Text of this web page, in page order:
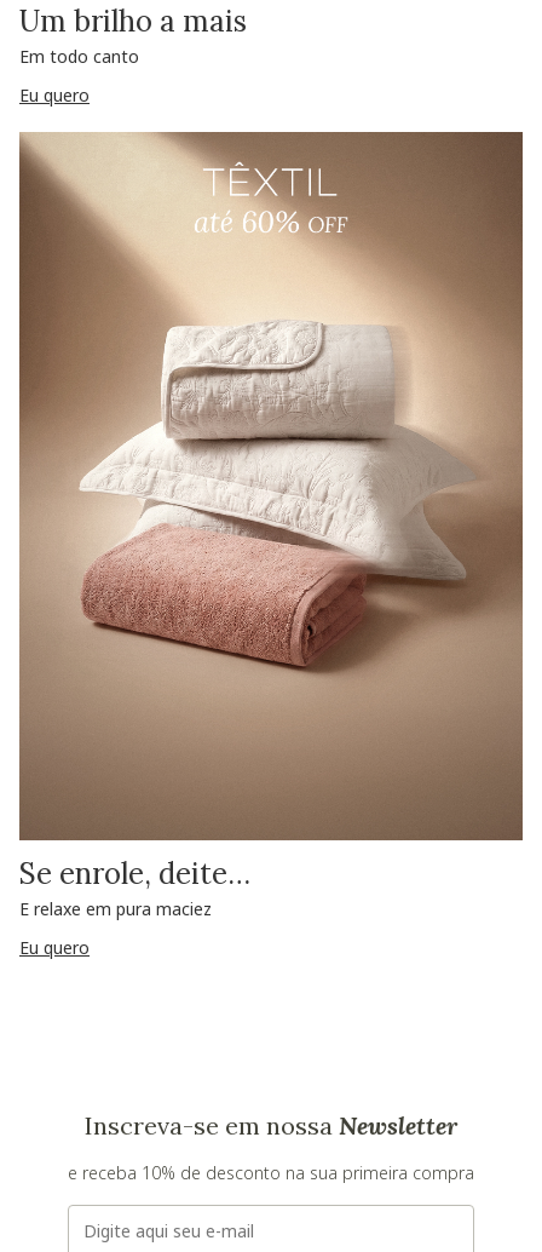
Um brilho a mais
Em todo canto
Eu quero
Se enrole, deite…
E relaxe em pura maciez
Eu quero
Inscreva-se em nossa Newsletter
e receba 10% de desconto na sua primeira compra
E-mail